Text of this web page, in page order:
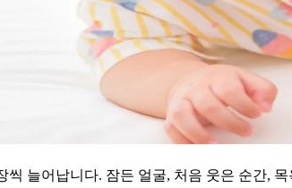
씩 늘어납니다. 잠든 얼굴, 처음 웃은 순간,